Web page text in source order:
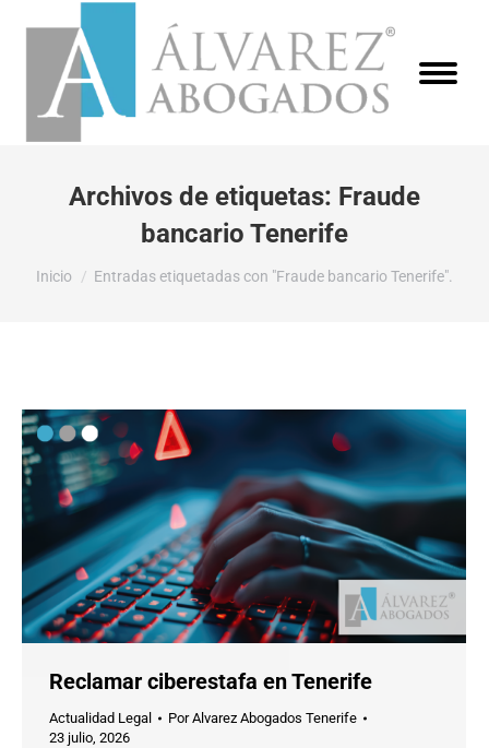
Archivos de etiquetas: Fraude
bancario Tenerife
Estás aquí:
Inicio Entradas etiquetadas con "Fraude bancario Tenerife".
Reclamar ciberestafa en Tenerife
Actualidad Legal PorAlvarez Abogados Tenerife
23 julio, 2026